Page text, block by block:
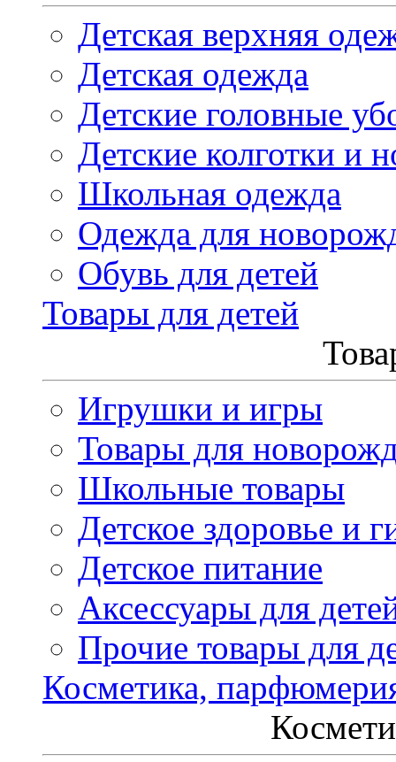
Детская верхняя
Детская одежда
Детские головные
Детские колготки и
Школьная одежда
Одежда для
Обувь для детей
Товары для детей
Игрушки и игры
Товары для
Школьные товары
Детское здоровье и
Детское питание
Аксессуары для
Прочие товары для
Косметика,